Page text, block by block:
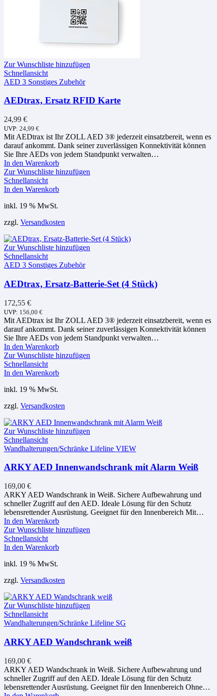
Zur Wunschliste hinzufügen
Schnellansicht
AED 3 Sonstiges Zubehör
AEDtrax, Ersatz RFID Karte
24,99 €
UVP: 24,99 €
Mit AEDtrax ist Ihr ZOLL AED 3® jederzeit einsatzbereit, wenn es
darauf ankommt. Dank seiner zuverlässigen Konnektivität können
Sie Ihre AEDs von jedem Standpunkt verwalten…
In den Warenkorb
Zur Wunschliste hinzufügen
Schnellansicht
In den Warenkorb
inkl. 19 % MwSt.
zzgl. Versandkosten
Zur Wunschliste hinzufügen
Schnellansicht
AED 3 Sonstiges Zubehör
AEDtrax, Ersatz-Batterie-Set (4 Stück)
172,55 €
UVP: 156,00 €
Mit AEDtrax ist Ihr ZOLL AED 3® jederzeit einsatzbereit, wenn es
darauf ankommt. Dank seiner zuverlässigen Konnektivität können
Sie Ihre AEDs von jedem Standpunkt verwalten…
In den Warenkorb
Zur Wunschliste hinzufügen
Schnellansicht
In den Warenkorb
inkl. 19 % MwSt.
zzgl. Versandkosten
Zur Wunschliste hinzufügen
Schnellansicht
Wandhalterungen/Schränke Lifeline VIEW
ARKY AED Innenwandschrank mit Alarm Weiß
169,00 €
ARKY AED Wandschrank in Weiß. Sichere Aufbewahrung und
schneller Zugriff auf den AED. Ideale Lösung für den Schutz
lebensrettender Ausrüstung. Geeignet für den Innenbereich Mit…
In den Warenkorb
Zur Wunschliste hinzufügen
Schnellansicht
In den Warenkorb
inkl. 19 % MwSt.
zzgl. Versandkosten
Zur Wunschliste hinzufügen
Schnellansicht
Wandhalterungen/Schränke Lifeline SG
ARKY AED Wandschrank weiß
169,00 €
ARKY AED Wandschrank in Weiß. Sichere Aufbewahrung und
schneller Zugriff auf den AED. Ideale Lösung für den Schutz
lebensrettender Ausrüstung. Geeignet für den Innenbereich Ohne…